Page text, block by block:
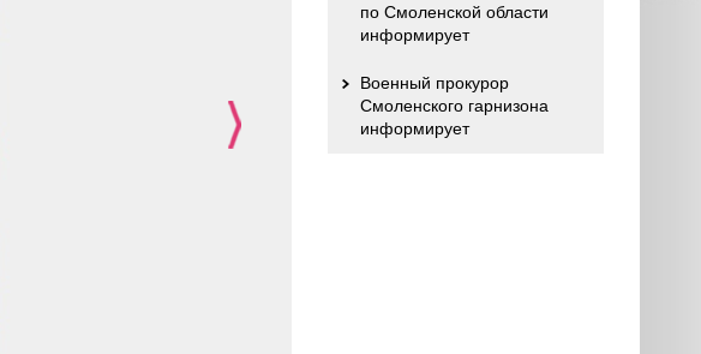
по Смоленской области
информирует
Военный прокурор
Смоленского гарнизона
информирует